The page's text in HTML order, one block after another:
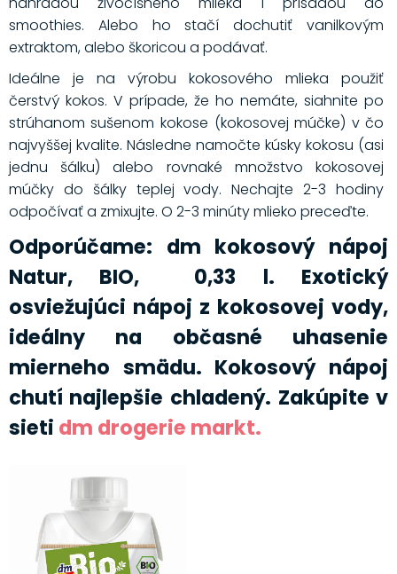
smoothies. Alebo ho stačí dochutiť vanilkovým
extraktom, alebo škoricou a podávať.
Ideálne je na výrobu kokosového mlieka použiť
čerstvý kokos. V prípade, že ho nemáte, siahnite po
strúhanom sušenom kokose (kokosovej múčke) v čo
najvyššej kvalite. Následne namočte kúsky kokosu (asi
jednu šálku) alebo rovnaké množstvo kokosovej
múčky do šálky teplej vody. Nechajte 2-3 hodiny
odpočívať a zmixujte. O 2-3 minúty mlieko preceďte.
Odporúčame: dm kokosový nápoj
Natur, BIO, 0,33 l. Exotický
osviežujúci nápoj z kokosovej vody,
ideálny na občasné uhasenie
mierneho smädu. Kokosový nápoj
chutí najlepšie chladený. Zakúpite v
sieti dm drogerie markt.